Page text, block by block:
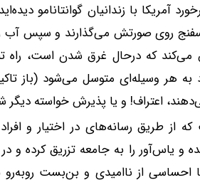
با زندانیان گوانتانامو
روی صورتش می‌گذارند و سپس آب را
می‌کند که درحال غرق شدن است،
هر وسیله‌ای متوسل می‌شود (باز
اعتراف! و یا پذیرش خواسته دیگر
طریق رسانه‌های در اختیار و
و یاس‌آور را به جامعه تزریق کرده و
احساسی از ناامیدی و بن‌بست روبه‌رو